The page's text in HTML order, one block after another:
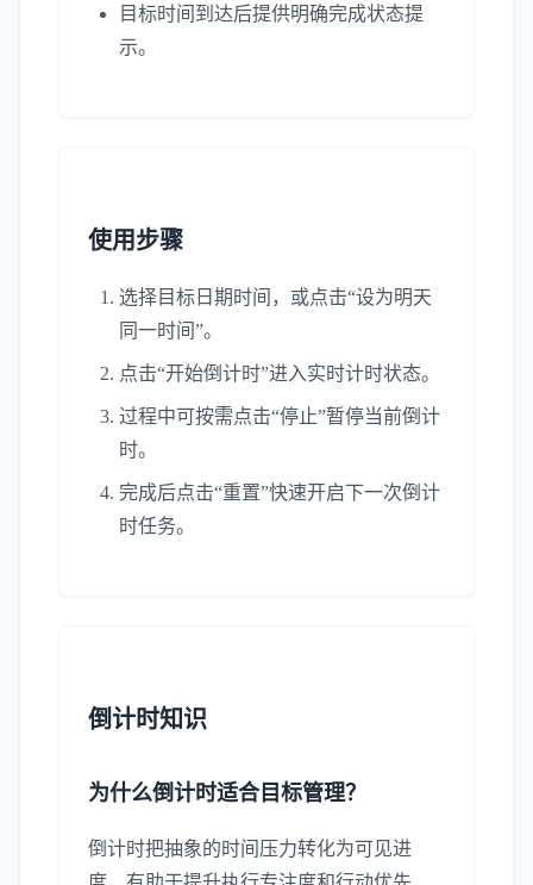
目标时间到达后提供明确完成状态提
示。
使用步骤
选择目标日期时间，或点击“设为明天
同一时间”。
点击“开始倒计时”进入实时计时状态。
过程中可按需点击“停止”暂停当前倒计
时。
完成后点击“重置”快速开启下一次倒计
时任务。
倒计时知识
为什么倒计时适合目标管理？
倒计时把抽象的时间压力转化为可见进